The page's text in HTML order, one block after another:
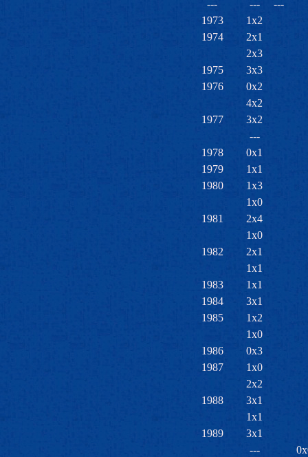
--- ---
---
1973
1x2
1974
2x1
2x3
1975
3x3
1976
0x2
4x2
1977
3x2
---
1978
0x1
1979
1x1
1980
1x3
1x0
1981
2x4
1x0
1982
2x1
1x1
1983
1x1
1984
3x1
1985
1x2
1x0
1986
0x3
1987
1x0
2x2
1988
3x1
1x1
1989
3x1
---